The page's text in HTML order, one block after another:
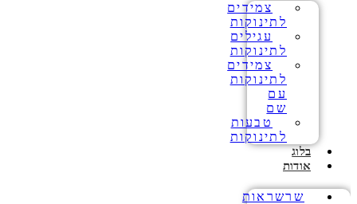
צמידים
לתינוקות
עגילים
לתינוקות
צמידים
לתינוקות
עם
שם
טבעות
לתינוקות
בלוג
אודות
שרשראות